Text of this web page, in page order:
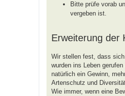
Bitte prüfe vorab
vergeben ist.
Erweiterung der
Wir stellen fest, dass
wurden ins Leben
natürlich ein Gewinn,
Artenschutz und
Wie immer, wenn eine